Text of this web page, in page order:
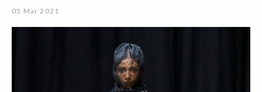
05 Mar 2021